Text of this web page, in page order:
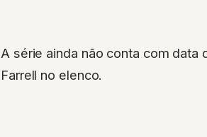
A série ainda não conta com data
Farrell no elenco.